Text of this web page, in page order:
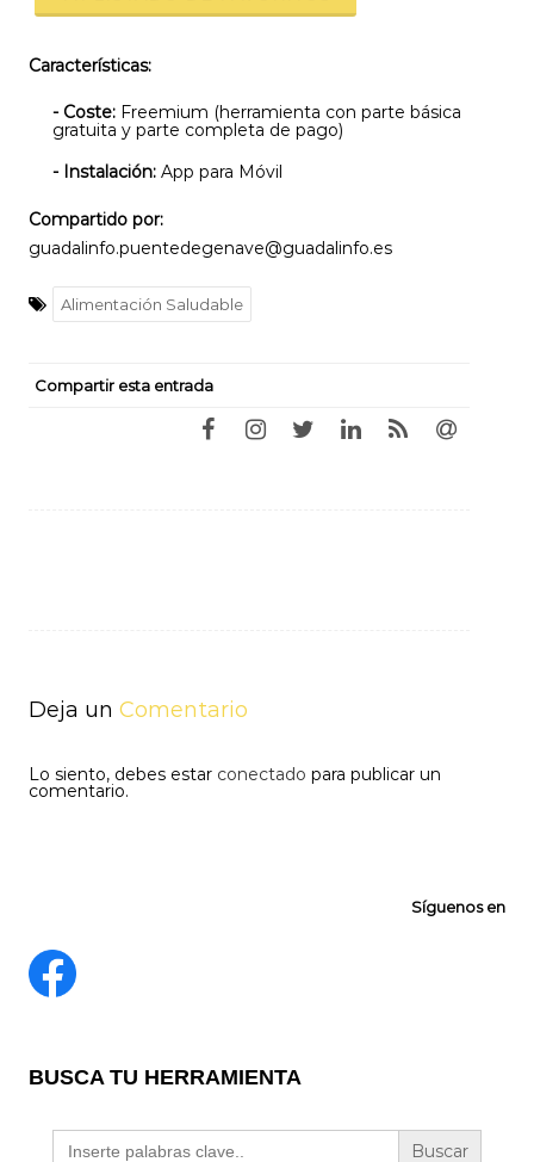
Características:
- Coste: Freemium (herramienta con parte básica
gratuita y parte completa de pago)
- Instalación: App para Móvil
Compartido por:
guadalinfo.puentedegenave@guadalinfo.es
Alimentación Saludable
Compartir esta entrada
Deja un Comentario
Lo siento, debes estar conectado para publicar un
comentario.
Síguenos en
BUSCA TU HERRAMIENTA
Buscar: